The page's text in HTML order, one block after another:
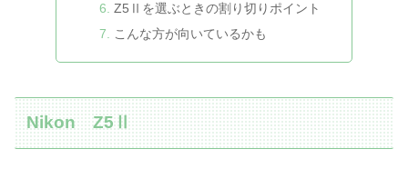
Z5Ⅱを選ぶときの割り切りポイント
こんな方が向いているかも
Nikon Z5Ⅱ